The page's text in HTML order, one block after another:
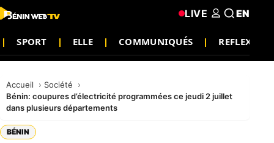
SPORT ELLE COMMUNIQUÉS REFLEXION
LIVE EN
Accueil
Société
Bénin: coupures d’électricité programmées ce jeudi 2 juillet
dans plusieurs départements
BÉNIN